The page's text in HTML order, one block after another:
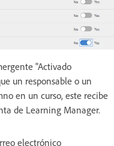
"Activado
un responsable o un
en un curso, este recibe
de Learning Manager.
electrónico